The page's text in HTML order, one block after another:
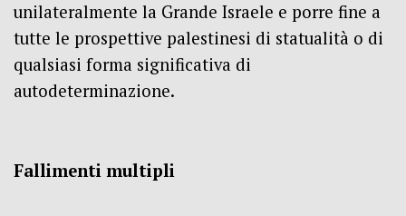
unilateralmente la Grande Israele e porre fine a
tutte le prospettive palestinesi di statualità o di
qualsiasi forma significativa di
autodeterminazione.
Fallimenti multipli